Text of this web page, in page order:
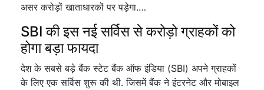
असर करोड़ों खाताधारकों पर पड़ेगा.…
SBI की इस नई सर्विस से करोड़ो ग्राहकों को
होगा बड़ा फायदा
देश के सबसे बड़े बैंक स्टेट बैंक ऑफ इंडिया (SBI) अपने ग्राहकों
के लिए एक सर्विस शुरू की थी. जिसमें बैंक ने इंटरनेट और मोबाइल